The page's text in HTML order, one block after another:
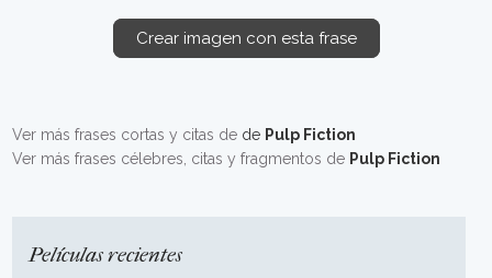
Crear imagen con esta frase
Ver más frases cortas y citas de de Pulp Fiction
Ver más frases célebres, citas y fragmentos de Pulp Fiction
Películas recientes